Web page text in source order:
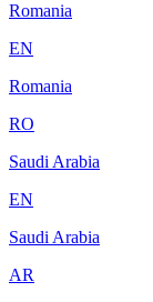
Romania
EN
Romania
RO
Saudi Arabia
EN
Saudi Arabia
AR